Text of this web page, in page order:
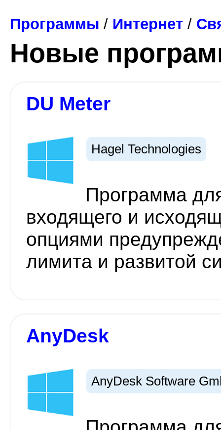
Программы / Интернет /
Новые
DU Meter
Hagel Technologies
Программа
входящего и
опциями
лимита и развитой
AnyDesk
AnyDesk Software